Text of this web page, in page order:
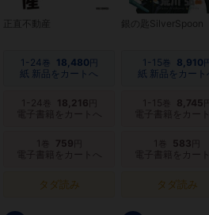
正直不動産
1-24巻 18,480 円
紙 新品をカートへ
1-24 巻 18,216
電子書籍をカートへ
1 巻 759
電子書籍をカートへ
タダ読み
銀の匙SilverSpoon
1-15巻 8,910 円
紙 新品をカート
1-15 巻 8,745
電子書籍をカー
1 巻 583
電子書籍をカー
タダ読み